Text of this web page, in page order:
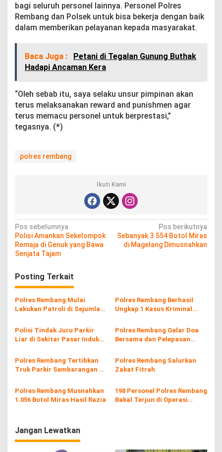
bagi seluruh personel lainnya. Personel Polres
Rembang dan Polsek untuk bisa bekerja dengan baik
dalam memberikan pelayanan kepada masyarakat.
Baca Juga :
Petani di Tegalan Gunung Buthak
Hadapi Ancaman Kera
“Oleh sebab itu, saya selaku unsur pimpinan akan
terus melaksanakan reward and punishmen agar
terus memacu personel untuk berprestasi,”
tegasnya. (*)
polres rembang
Ikuti Kami
N
a
v
i
g
a
s
i
p
s
Pos sebelumnya
Polisi Amankan Sekelompok
Remaja di Genuk yang Bawa
Senjata Tajam
Pos berikutnya
Sebanyak 3.554 Botol Miras
di Magelang Dimusnahkan
Posting Terkait
Polres Rembang Mulai
Lakukan Patroli di Sejumlah
Polres Rembang Berhasil
Ungkap 1 Kasus Kriminal
2025
Polisi Tindak Juru Parkir
Liar di Sekitar Pasar Induk
Polres Rembang Gelar Doa
Bersama dan Pelepasan
Polres Rembang Tertibkan
Truk Parkir Sembarangan di
Polres Rembang Salurkan
Zakat Fitrah
Polres Rembang Musnahkan
1.056 Botol Miras Hasil Razia
198 Personel Polres Rembang
Bakal Terjun di Operasi
Jangan Lewatkan